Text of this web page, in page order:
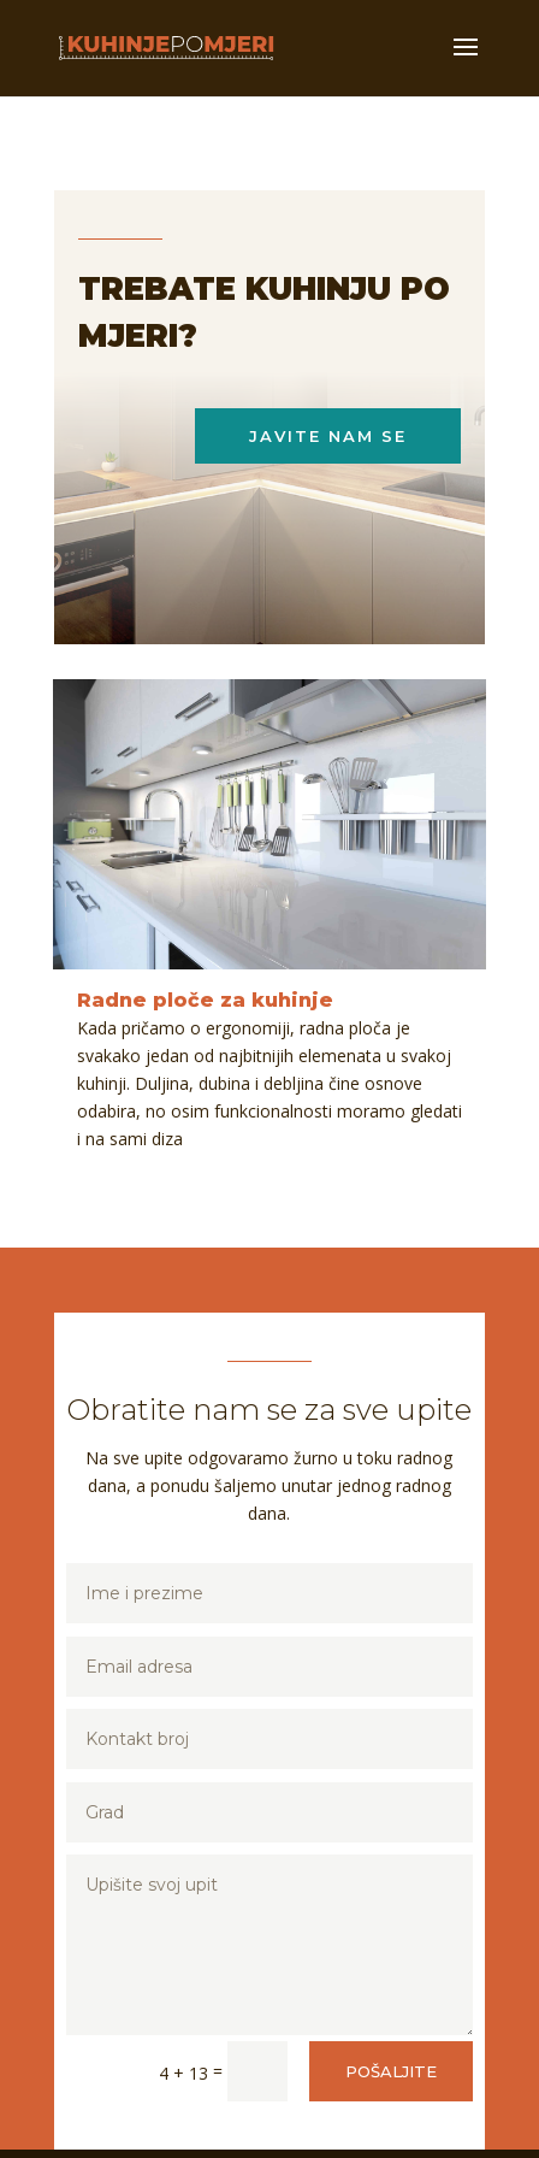
TREBATE KUHINJU PO
MJERI?
JAVITE NAM SE
Radne ploče za kuhinje
Kada pričamo o ergonomiji, radna ploča je
svakako jedan od najbitnijih elemenata u svakoj
kuhinji. Duljina, dubina i debljina čine osnove
odabira, no osim funkcionalnosti moramo gledati
i na sami diza
Obratite nam se za sve upite
Na sve upite odgovaramo žurno u toku radnog
dana, a ponudu šaljemo unutar jednog radnog
dana.
4 + 13 = POŠALJITE